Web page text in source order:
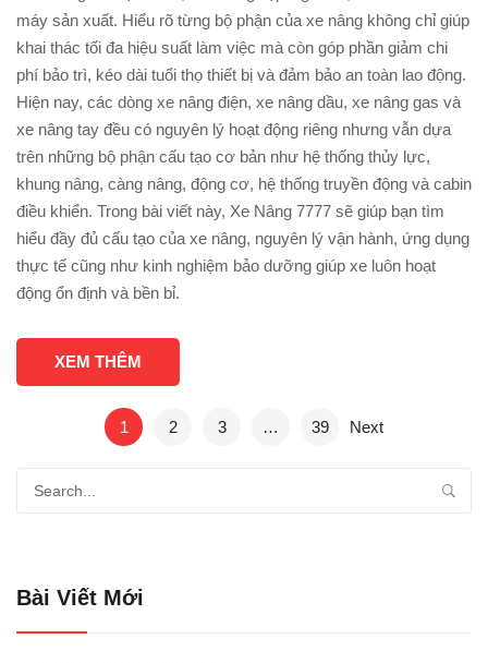
máy sản xuất. Hiểu rõ từng bộ phận của xe nâng không chỉ giúp
khai thác tối đa hiệu suất làm việc mà còn góp phần giảm chi
phí bảo trì, kéo dài tuổi thọ thiết bị và đảm bảo an toàn lao động.
Hiện nay, các dòng xe nâng điện, xe nâng dầu, xe nâng gas và
xe nâng tay đều có nguyên lý hoạt động riêng nhưng vẫn dựa
trên những bộ phận cấu tạo cơ bản như hệ thống thủy lực,
khung nâng, càng nâng, động cơ, hệ thống truyền động và cabin
điều khiển. Trong bài viết này, Xe Nâng 7777 sẽ giúp bạn tìm
hiểu đầy đủ cấu tạo của xe nâng, nguyên lý vận hành, ứng dụng
thực tế cũng như kinh nghiệm bảo dưỡng giúp xe luôn hoạt
động ổn định và bền bỉ.
XEM THÊM
1 2 3 … 39 Next
Bài Viết Mới